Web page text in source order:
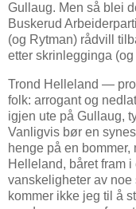
Gullaug. Men så blei
Buskerud
(og Rytman) rådvill
etter skrinlegginga
Trond Helleland —
folk: arrogant og
igjen ute på Gullaug,
Vanligvis bør en
henge på en
Helleland, båret fram
vanskeligheter av
kommer ikke jeg til å